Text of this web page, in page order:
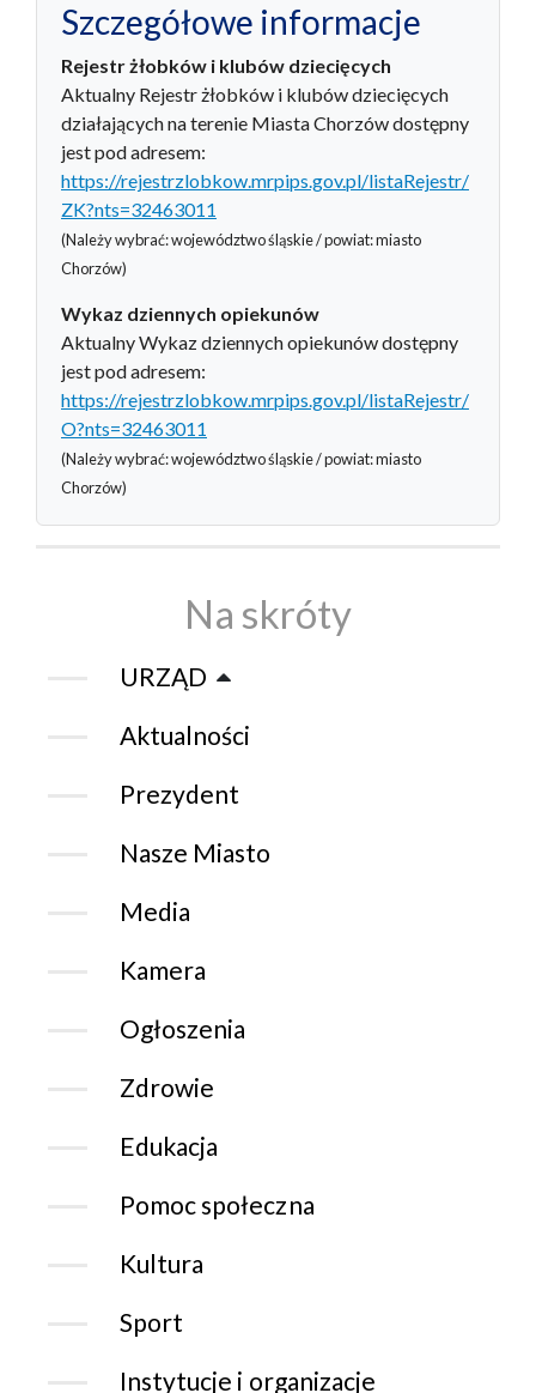
Szczegółowe informacje
Rejestr żłobków i klubów dziecięcych
Aktualny Rejestr żłobków i klubów dziecięcych
działających na terenie Miasta Chorzów dostępny
jest pod adresem:
https://rejestrzlobkow.mrpips.gov.pl/listaRejestr/
ZK?nts=32463011
(Należy wybrać: województwo śląskie / powiat: miasto
Chorzów)
Wykaz dziennych opiekunów
Aktualny Wykaz dziennych opiekunów dostępny
jest pod adresem:
https://rejestrzlobkow.mrpips.gov.pl/listaRejestr/
O?nts=32463011
(Należy wybrać: województwo śląskie / powiat: miasto
Chorzów)
Na skróty
URZĄD
Aktualności
Prezydent
Nasze Miasto
Media
Kamera
Ogłoszenia
Zdrowie
Edukacja
Pomoc społeczna
Kultura
Sport
Instytucje i organizacje